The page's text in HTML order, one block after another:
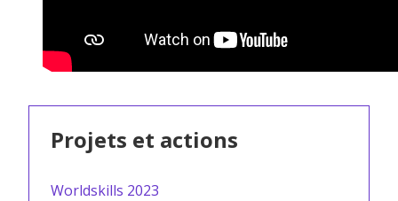
Projets et actions
Worldskills 2023